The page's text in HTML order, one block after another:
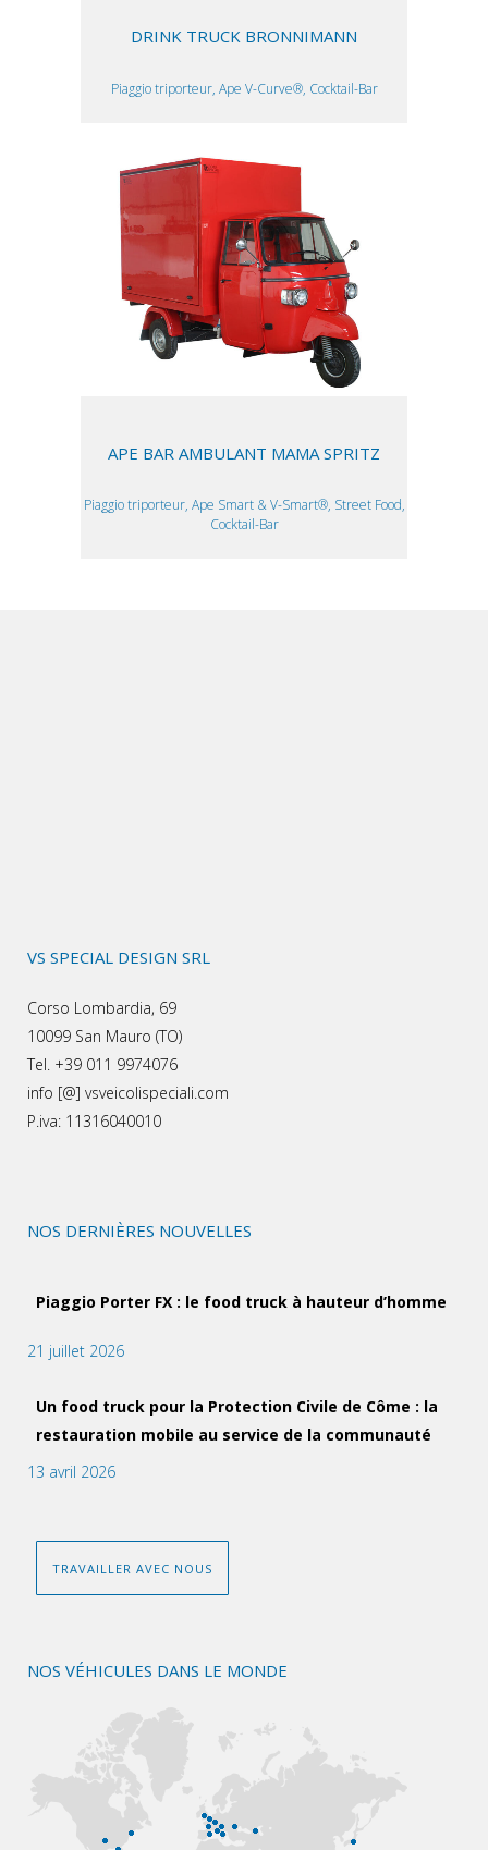
DRINK TRUCK BRONNIMANN
Piaggio triporteur, Ape V-Curve®, Cocktail-Bar
APE BAR AMBULANT MAMA SPRITZ
Piaggio triporteur, Ape Smart & V-Smart®, Street Food,
Cocktail-Bar
VS SPECIAL DESIGN SRL
Corso Lombardia, 69
10099 San Mauro (TO)
Tel. +39 011 9974076
info [@] vsveicolispeciali.com
P.iva: 11316040010
NOS DERNIÈRES NOUVELLES
Piaggio Porter FX : le food truck à hauteur d’homme
21 juillet 2026
Un food truck pour la Protection Civile de Côme : la
restauration mobile au service de la communauté
13 avril 2026
TRAVAILLER AVEC NOUS
NOS VÉHICULES DANS LE MONDE